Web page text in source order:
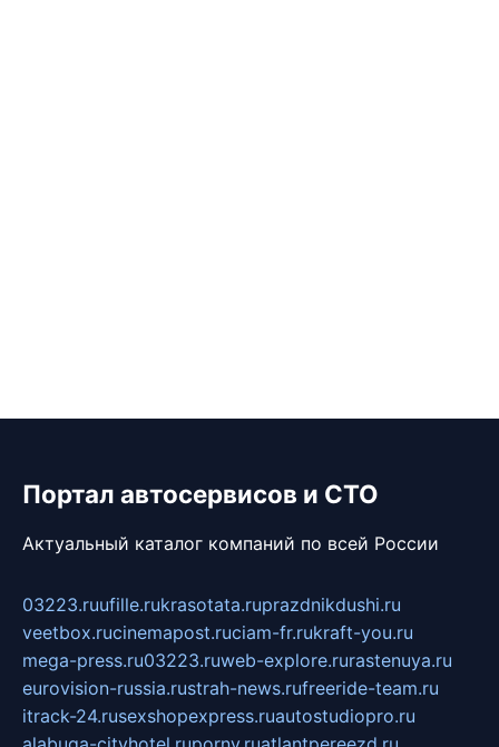
Портал автосервисов и СТО
Актуальный каталог компаний по всей России
03223.ruufille.rukrasotata.ruprazdnikdushi.ru
veetbox.rucinemapost.ruciam-fr.rukraft-you.ru
mega-press.ru03223.ruweb-explore.rurastenuya.ru
eurovision-russia.rustrah-news.rufreeride-team.ru
itrack-24.rusexshopexpress.ruautostudiopro.ru